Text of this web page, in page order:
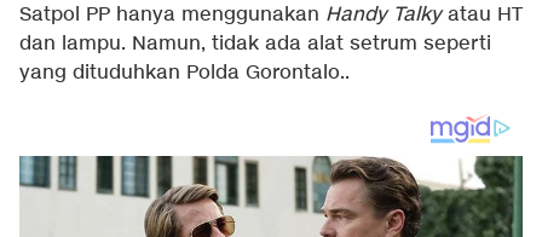
Satpol PP hanya menggunakan Handy Talkyatau HT
dan lampu. Namun, tidak ada alat setrum seperti
yang dituduhkan Polda Gorontalo..